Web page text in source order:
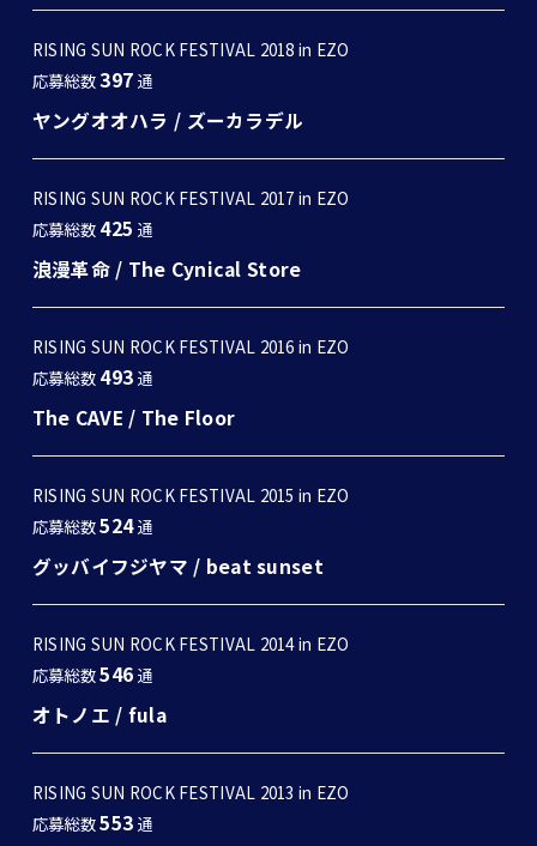
RISING SUN ROCK FESTIVAL 2018 in EZO
応募総数397 通
ヤングオオハラ / ズーカラデル
RISING SUN ROCK FESTIVAL 2017 in EZO
応募総数 425 通
浪漫革命/ The Cynical Store
RISING SUN ROCK FESTIVAL 2016 in EZO
応募総数 493 通
The CAVE / The Floor
RISING SUN ROCK FESTIVAL 2015 in EZO
応募総数524通
グッバイフジヤマ / beat sunset
RISING SUN ROCK FESTIVAL 2014 in EZO
応募総数546 通
オトノエ / fula
RISING SUN ROCK FESTIVAL 2013 in EZO
応募総数553 通